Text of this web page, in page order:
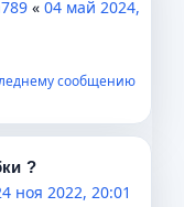
« 04 май 2024,
сообщению
?
ноя 2022, 20:01